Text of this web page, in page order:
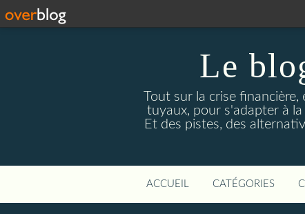
Le
Tout sur la crise
tuyaux, pour s'adapter à
Et des pistes, des
ACCUEIL CATÉGORIES